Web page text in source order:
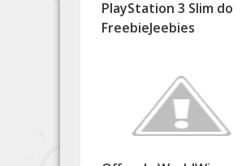
PlayStation 3 Slim do
FreebieJeebies